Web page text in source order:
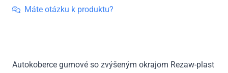
okrajom
od
Máte otázku k produktu?
Autokoberce gumové so zvýšeným okrajom Rezaw-plast